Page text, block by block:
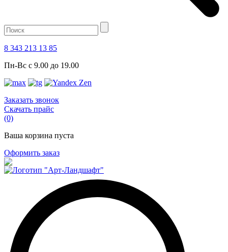
8 343 213 13 85
Пн-Вс с 9.00 до 19.00
Заказать звонок
Скачать прайс
(0)
Ваша корзина пуста
Оформить заказ